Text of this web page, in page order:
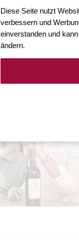
Diese Seite nutzt
verbessern und
einverstanden und
ändern.